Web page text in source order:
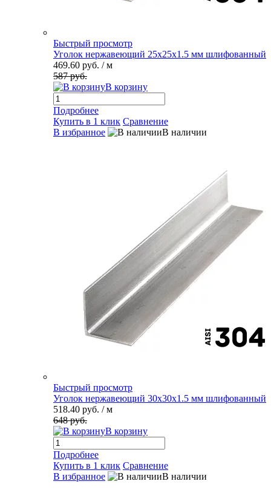
Быстрый просмотр
Уголок нержавеющий 25х25х1.5 мм шлифованный
469.60 руб. / м
587 руб.
В корзину
Подробнее
Купить в 1 клик Сравнение
В избранное
В наличии
Быстрый просмотр
Уголок нержавеющий 30х30х1.5 мм шлифованный
518.40 руб. / м
648 руб.
В корзину
Подробнее
Купить в 1 клик Сравнение
В избранное
В наличии